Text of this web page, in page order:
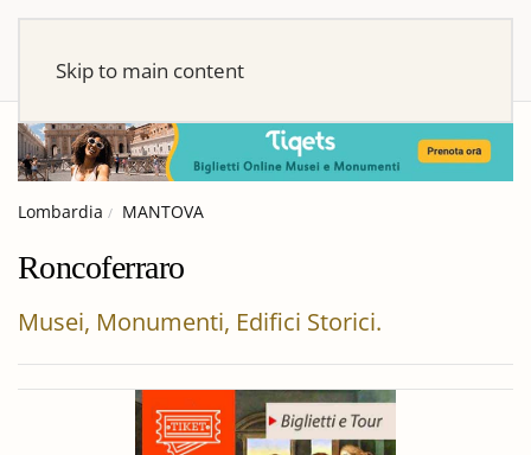
Skip to main content
Lombardia MANTOVA
Roncoferraro
Musei, Monumenti, Edifici Storici.